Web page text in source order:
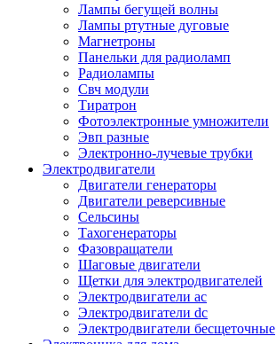
Лампы бегущей волны
Лампы ртутные дуговые
Магнетроны
Панельки для радиоламп
Радиолампы
Свч модули
Тиратрон
Фотоэлектронные умножители
Эвп разные
Электронно-лучевые трубки
Электродвигатели
Двигатели генераторы
Двигатели реверсивные
Сельсины
Тахогенераторы
Фазовращатели
Шаговые двигатели
Щетки для электродвигателей
Электродвигатели ac
Электродвигатели dc
Электродвигатели бесщеточные